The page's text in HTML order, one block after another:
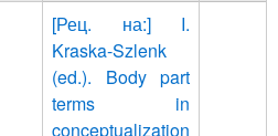
[Рец. на:] I.
Kraska-Szlenk
(ed.). Body part
terms in
conceptualization